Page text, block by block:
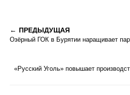
ПРЕДЫДУЩАЯ
Озёрный ГОК в Бурятии наращивает
«Русский Уголь» повышает